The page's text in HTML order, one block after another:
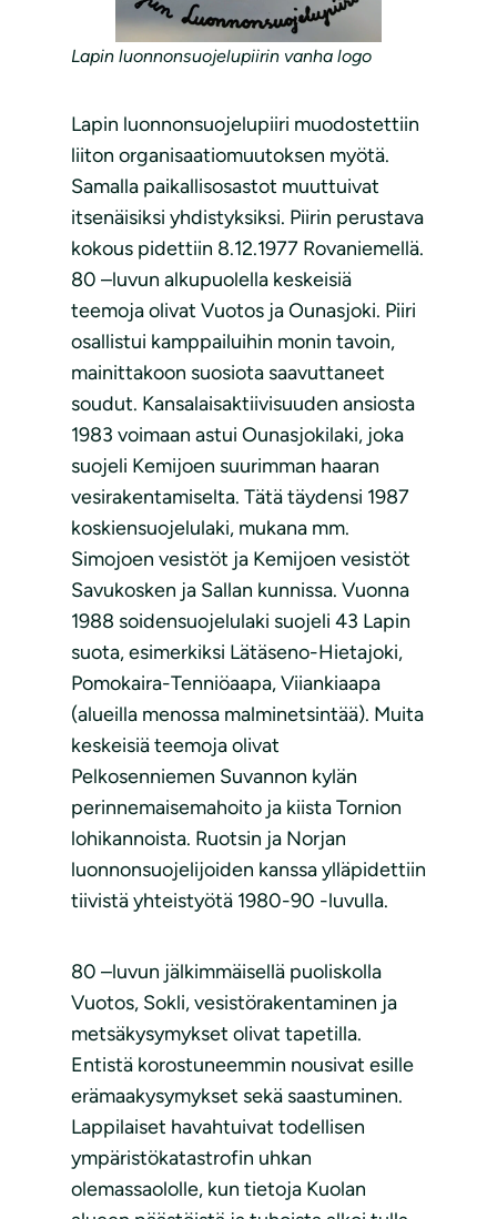
Lapin luonnonsuojelupiirin vanha logo
Lapin luonnonsuojelupiiri muodostettiin
liiton organisaatiomuutoksen myötä.
Samalla paikallisosastot muuttuivat
itsenäisiksi yhdistyksiksi. Piirin perustava
kokous pidettiin 8.12.1977 Rovaniemellä.
80 –luvun alkupuolella keskeisiä
teemoja olivat Vuotos ja Ounasjoki. Piiri
osallistui kamppailuihin monin tavoin,
mainittakoon suosiota saavuttaneet
soudut. Kansalaisaktiivisuuden ansiosta
1983 voimaan astui Ounasjokilaki, joka
suojeli Kemijoen suurimman haaran
vesirakentamiselta. Tätä täydensi 1987
koskiensuojelulaki, mukana mm.
Simojoen vesistöt ja Kemijoen vesistöt
Savukosken ja Sallan kunnissa. Vuonna
1988 soidensuojelulaki suojeli 43 Lapin
suota, esimerkiksi Lätäseno-Hietajoki,
Pomokaira-Tenniöaapa, Viiankiaapa
(alueilla menossa malminetsintää). Muita
keskeisiä teemoja olivat
Pelkosenniemen Suvannon kylän
perinnemaisemahoito ja kiista Tornion
lohikannoista. Ruotsin ja Norjan
luonnonsuojelijoiden kanssa ylläpidettiin
tiivistä yhteistyötä 1980-90 -luvulla.
80 –luvun jälkimmäisellä puoliskolla
Vuotos, Sokli, vesistörakentaminen ja
metsäkysymykset olivat tapetilla.
Entistä korostuneemmin nousivat esille
erämaakysymykset sekä saastuminen.
Lappilaiset havahtuivat todellisen
ympäristökatastrofin uhkan
olemassaololle, kun tietoja Kuolan